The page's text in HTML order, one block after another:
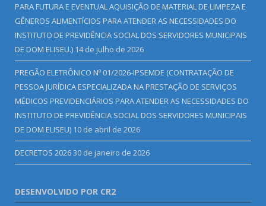
PARA FUTURA E EVENTUAL AQUISIÇÃO DE MATERIAL DE LIMPEZA E
GÊNEROS ALIMENTÍCIOS PARA ATENDER AS NECESSIDADES DO
INSTITUTO DE PREVIDÊNCIA SOCIAL DOS SERVIDORES MUNICIPAIS
DE DOM ELISEU.) 14 de julho de 2026
PREGÃO ELETRÔNICO Nº 01/2026-IPSEMDE (CONTRATAÇÃO DE
PESSOA JURÍDICA ESPECIALIZADA NA PRESTAÇÃO DE SERVIÇOS
MÉDICOS PREVIDENCIÁRIOS PARA ATENDER AS NECESSIDADES DO
INSTITUTO DE PREVIDÊNCIA SOCIAL DOS SERVIDORES MUNICIPAIS
DE DOM ELISEU) 10 de abril de 2026
DECRETOS 202630 de janeiro de 2026
DESENVOLVIDO POR CR2